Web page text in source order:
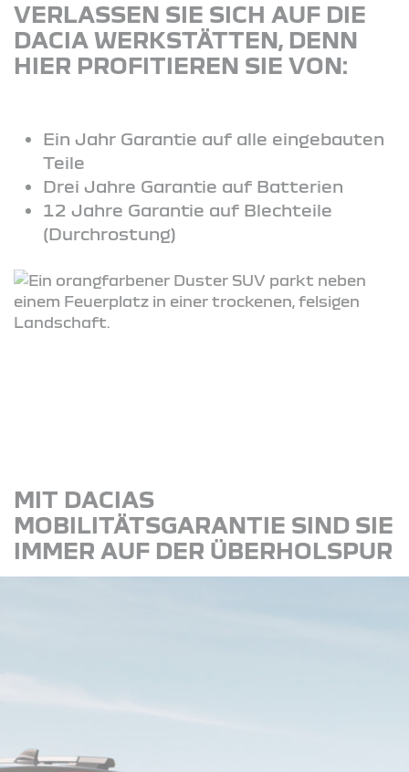
VERLASSEN SIE SICH AUF DIE
DACIA WERKSTÄTTEN, DENN
HIER PROFITIEREN SIE VON:
Ein Jahr Garantie auf alle eingebauten
Teile
Drei Jahre Garantie auf Batterien
12 Jahre Garantie auf Blechteile
(Durchrostung)
MIT DACIAS
MOBILITÄTSGARANTIE SIND SIE
IMMER AUF DER ÜBERHOLSPUR